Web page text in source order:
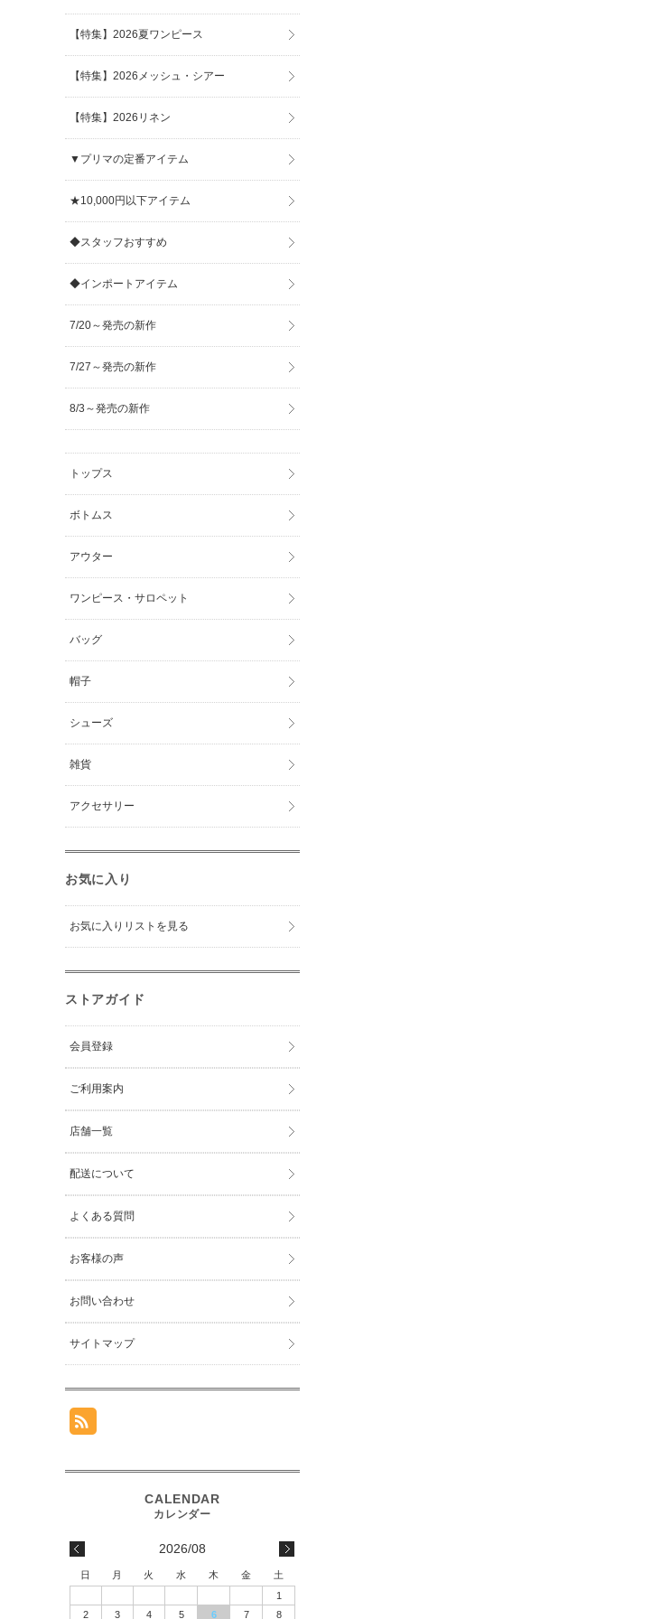
【特集】2026夏ワンピース
【特集】2026メッシュ・シアー
【特集】2026リネン
▼プリマの定番アイテム
★10,000円以下アイテム
◆スタッフおすすめ
◆インポートアイテム
7/20～発売の新作
7/27～発売の新作
8/3～発売の新作
トップス
ボトムス
アウター
ワンピース・サロペット
バッグ
帽子
シューズ
雑貨
アクセサリー
お気に入り
お気に入りリストを見る
ストアガイド
会員登録
ご利用案内
店舗一覧
配送について
よくある質問
お客様の声
お問い合わせ
サイトマップ
2026/08
日 月 火 水 木 金
土
1
2
3 4 5 6 7 8